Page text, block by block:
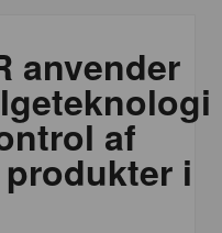
anvender
af
i